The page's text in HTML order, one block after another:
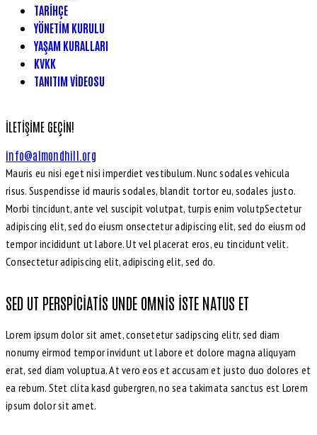
TARIHÇE
YÖNETIM KURULU
YAŞAM KURALLARI
KVKK
TANITIM VIDEOSU
İLETIŞIME GEÇIN!
info@almondhill.org
Mauris eu nisi eget nisi imperdiet vestibulum. Nunc sodales vehicula
risus. Suspendisse id mauris sodales, blandit tortor eu, sodales justo.
Morbi tincidunt, ante vel suscipit volutpat, turpis enim volutpSectetur
adipiscing elit, sed do eiusm onsectetur adipiscing elit, sed do eiusm od
tempor incididunt ut labore. Ut vel placerat eros, eu tincidunt velit.
Consectetur adipiscing elit, adipiscing elit, sed do.
SED UT PERSPICIATIS UNDE OMNIS ISTE NATUS ET
Lorem ipsum dolor sit amet, consetetur sadipscing elitr, sed diam
nonumy eirmod tempor invidunt ut labore et dolore magna aliquyam
erat, sed diam voluptua. At vero eos et accusam et justo duo dolores et
ea rebum. Stet clita kasd gubergren, no sea takimata sanctus est Lorem
ipsum dolor sit amet.